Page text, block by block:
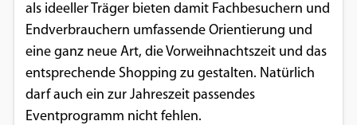
als ideeller Träger bieten damit Fachbesuchern und
Endverbrauchern umfassende Orientierung und
eine ganz neue Art, die Vorweihnachtszeit und das
entsprechende Shopping zu gestalten. Natürlich
darf auch ein zur Jahreszeit passendes
Eventprogramm nicht fehlen.
EXTERNE MEDIEN
Um Inhalte von Videoplattformen und
Social Media Plattformen anzeigen zu
können, werden von diesen externen
Medien Cookies gesetzt.